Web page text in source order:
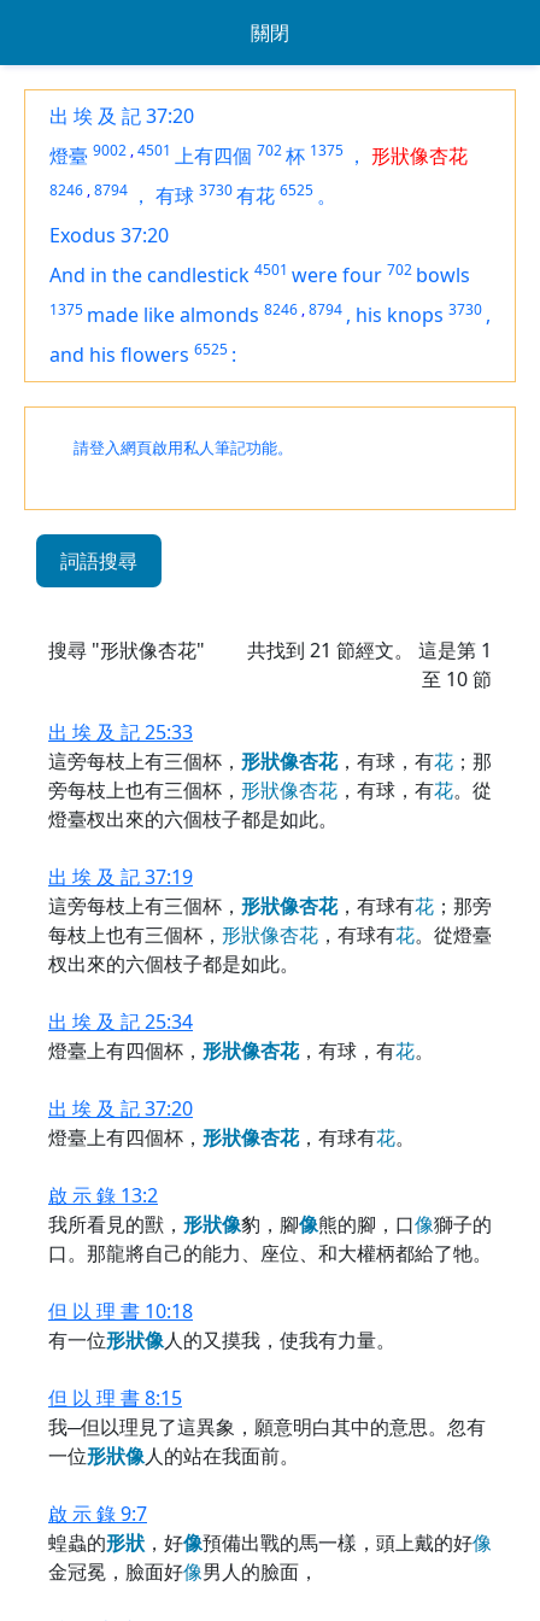
關閉
出 埃 及 記 37:20
燈臺 9002 ,4501 上有四個 702杯 1375 ， 形狀像杏花
8246 ,8794 ， 有球 3730有花 6525 。
Exodus 37:20
And in the candlestick 4501 werefour 702 bowls
1375 made like almonds 8246 ,8794 , his knops 3730 ,
and his flowers 6525 :
請登入網頁啟用私人筆記功能。
詞語搜尋
搜尋 "形狀像杏花" 共找到 21 節經文。 這是第 1
至 10 節
出 埃 及 記 25:33
這旁每枝上有三個杯， 形狀像杏花，有球，有花 ；那
旁每枝上也有三個杯， 形狀像杏花 ，有球，有花。從
燈臺杈出來的六個枝子都是如此。
出 埃 及 記 37:19
這旁每枝上有三個杯， 形狀像杏花，有球有花 ；那旁
每枝上也有三個杯， 形狀像杏花 ，有球有花。從燈臺
杈出來的六個枝子都是如此。
出 埃 及 記 25:34
燈臺上有四個杯， 形狀像杏花，有球，有花。
出 埃 及 記 37:20
燈臺上有四個杯， 形狀像杏花，有球有花。
啟 示 錄 13:2
我所看見的獸， 形狀像豹，腳像熊的腳，口像獅子的
口。那龍將自己的能力、座位、和大權柄都給了牠。
但 以 理 書 10:18
有一位形狀像人的又摸我，使我有力量。
但 以 理 書 8:15
我─但以理見了這異象，願意明白其中的意思。忽有
一位形狀像人的站在我面前。
啟 示 錄 9:7
蝗蟲的形狀 ，好像預備出戰的馬一樣，頭上戴的好像
金冠冕，臉面好像男人的臉面，